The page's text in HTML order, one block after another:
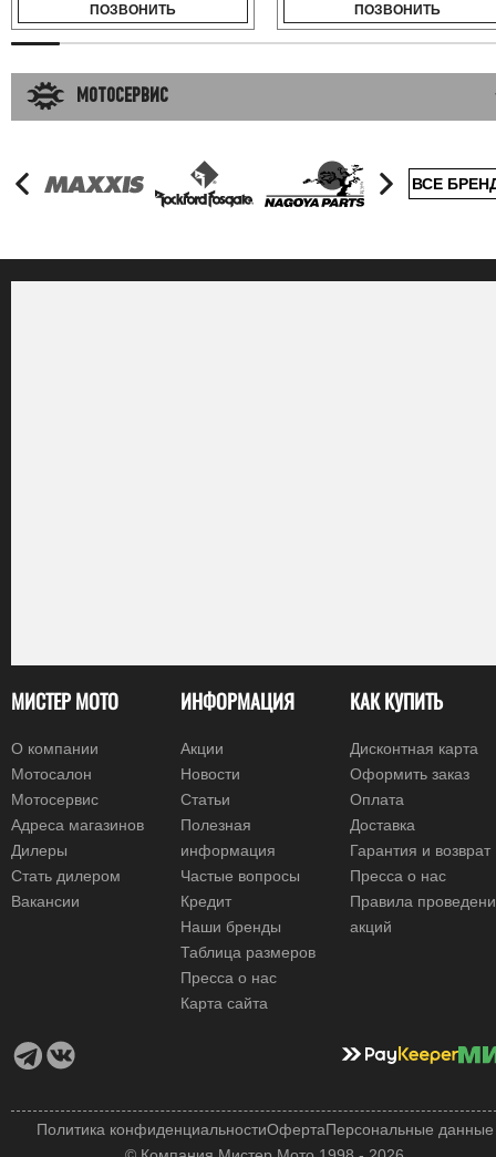
ПОЗВОНИТЬ ПОЗВОНИТЬ
МОТОСЕРВИС
ВСЕ
МИСТЕР МОТО
О компании
Мотосалон
Мотосервис
Адреса магазинов
Дилеры
Стать дилером
Вакансии
ИНФОРМАЦИЯ
Акции
Новости
Статьи
Полезная
информация
Частые вопросы
Кредит
Наши бренды
Таблица размеров
Пресса о нас
Карта сайта
КАК КУПИТЬ
Дисконтная карта
Оформить заказ
Оплата
Доставка
Гарантия и возврат
Пресса о нас
Правила
акций
Политика конфиденциальностиОфертаПерсональные данные